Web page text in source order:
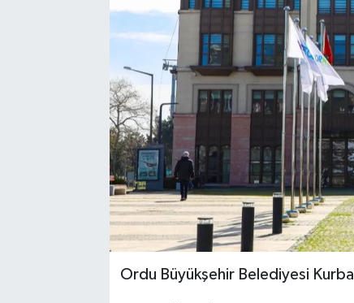
Ordu Büyükşehir Belediyesi